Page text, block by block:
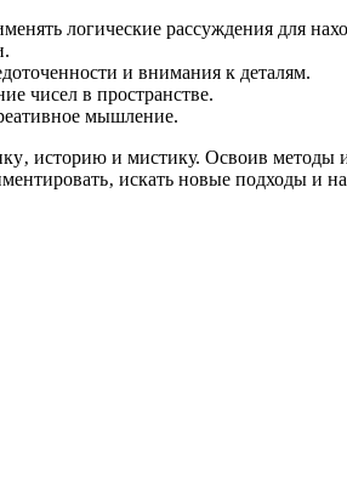
логические рассуждения для
и внимания к деталям.
чисел в пространстве.
мышление.
историю и мистику. Освоив
искать новые подходы и